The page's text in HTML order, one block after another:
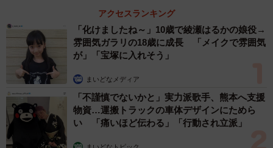
役所に問い合わせを行ったところ、連絡がつかず、次に警
察に連絡したところ、『即回収に向かう』と連絡が来たよ
うです。対応としては、おそらくイノシシや猿が出没した
時と同じ対応だと思われます」
悪いのは警察や役所ではなく「軽率な人間の行
動」
ーー九十九さんのお住まいの近くにも「アライグマ」は出
アクセスランキング
「化けましたね～」10歳で綾瀬はるかの娘役→
雰囲気ガラリの18歳に成長 「メイクで雰囲気
が」「宝塚に入れそう」
まいどなメディア
「不謹慎でないかと」実力派歌手、熊本へ支援
物資…運搬トラックの車体デザインにためら
い 「痛いほど伝わる」「行動され立派」
まいどなトピック